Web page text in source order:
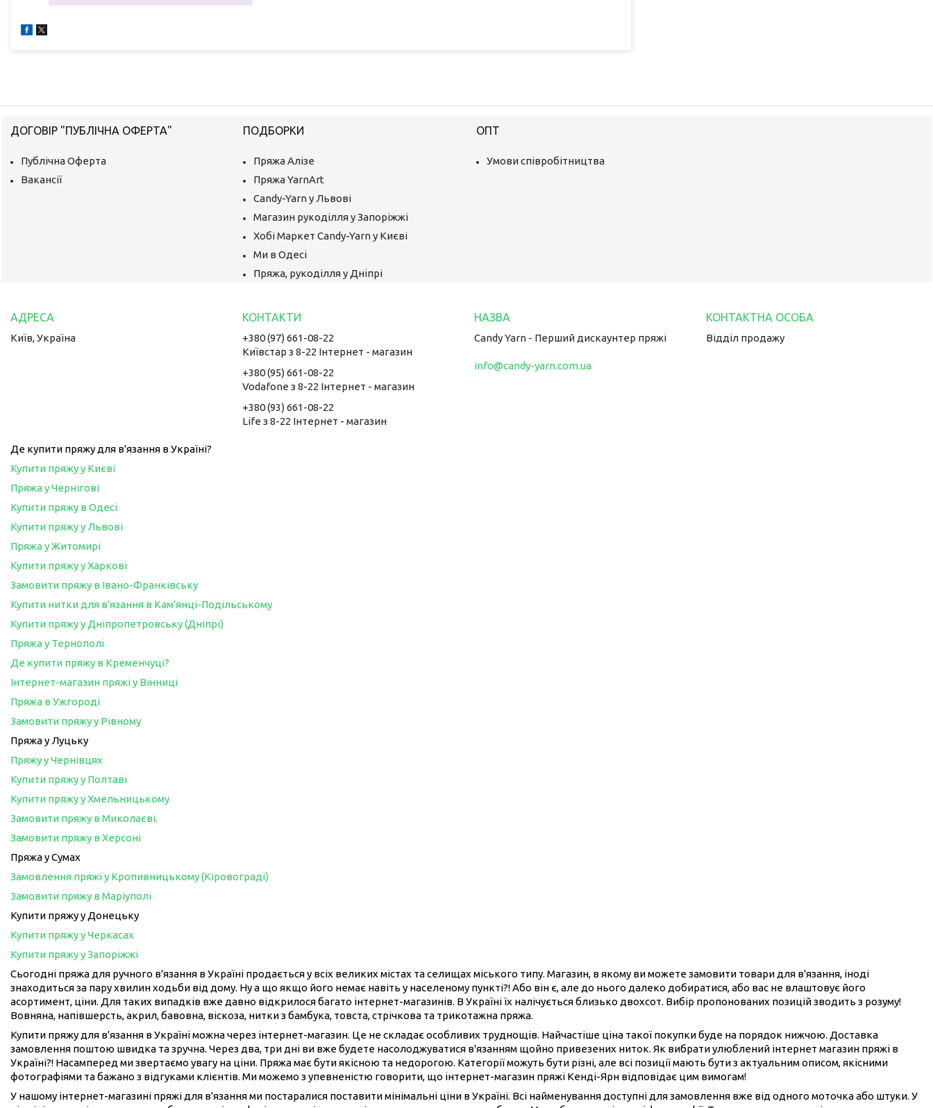
ДОГОВІР "ПУБЛІЧНА ОФЕРТА"
Публічна Оферта
Вакансії
ПОДБОРКИ
Пряжа Алізе
Пряжа YarnArt
Candy-Yarn у Львові
Магазин рукоділля у Запоріжжі
Хобі Маркет Candy-Yarn у Києві
Ми в Одесі
Пряжа, рукоділля у Дніпрі
ОПТ
Умови співробітництва
Київ, Україна
+380 (97) 661-08-22
Київстар з 8-22 Інтернет - магазин
+380 (95) 661-08-22
Vodafone з 8-22 Інтернет - магазин
+380 (93) 661-08-22
Life з 8-22 Інтернет - магазин
Candy Yarn - Перший дискаунтер пряжі
info@candy-yarn.com.ua
Відділ продажу
Де купити пряжу для в'язання в Україні?
Купити пряжу у Києві
Пряжа у Чернігові
Купити пряжу в Одесі
Купити пряжу у Львові
Пряжа у Житомирі
Купити пряжу у Харкові
Замовити пряжу в Івано-Франківську
Купити нитки для в'язання в Кам'янці-Подільському
Купити пряжу у Дніпропетровську (Дніпрі)
Пряжа у Тернополі
Де купити пряжу в Кременчуці?
Інтернет-магазин пряжі у Вінниці
Пряжа в Ужгороді
Замовити пряжу у Рівному
Пряжа у Луцьку
Пряжу у Чернівцях
Купити пряжу у Полтаві
Купити пряжу у Хмельницькому
Замовити пряжу в Миколаєві.
Замовити пряжу в Херсоні
Пряжа у Сумах
Замовлення пряжі у Кропивницькому (Кіровограді)
Замовити пряжу в Маріуполі
Купити пряжу у Донецьку
Купити пряжу у Черкасах
Купити пряжу у Запоріжжі
Сьогодні пряжа для ручного в'язання в Україні продається у всіх великих містах та селищах міського типу. Магазин, в якому ви можете замовити товари для в'язання, іноді
знаходиться за пару хвилин ходьби від дому. Ну а що якщо його немає навіть у населеному пункті?! Або він є, але до нього далеко добиратися, або вас не влаштовує його
асортимент, ціни. Для таких випадків вже давно відкрилося багато інтернет-магазинів. В Україні їх налічується близько двохсот. Вибір пропонованих позицій зводить з розуму!
Вовняна, напівшерсть, акрил, бавовна, віскоза, нитки з бамбука, товста, стрічкова та трикотажна пряжа.
Купити пряжу для в'язання в Україні можна через інтернет-магазин. Це не складає особливих труднощів. Найчастіше ціна такої покупки буде на порядок нижчою. Доставка
замовлення поштою швидка та зручна. Через два, три дні ви вже будете насолоджуватися в'язанням щойно привезених ниток. Як вибрати улюблений інтернет магазин пряжі в
Україні?! Насамперед ми звертаємо увагу на ціни. Пряжа має бути якісною та недорогою. Категорії можуть бути різні, але всі позиції мають бути з актуальним описом, якісними
фотографіями та бажано з відгуками клієнтів. Ми можемо з упевненістю говорити, що інтернет-магазин пряжі Кенді-Ярн відповідає цим вимогам!
У нашому інтернет-магазині пряжі для в'язання ми постаралися поставити мінімальні ціни в Україні. Всі найменування доступні для замовлення вже від одного моточка або штуки. У